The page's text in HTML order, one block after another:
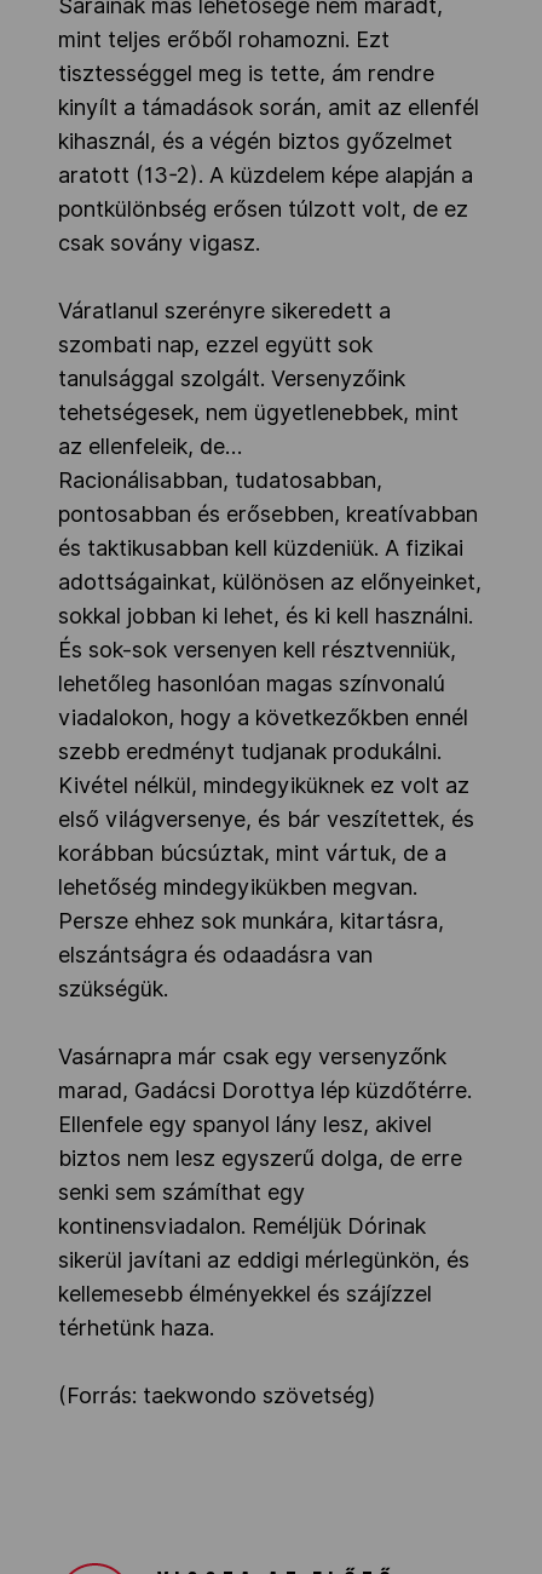
Sarainak más lehetősége nem maradt,
mint teljes erőből rohamozni. Ezt
tisztességgel meg is tette, ám rendre
kinyílt a támadások során, amit az ellenfél
kihasznál, és a végén biztos győzelmet
aratott (13-2). A küzdelem képe alapján a
pontkülönbség erősen túlzott volt, de ez
csak sovány vigasz.
Váratlanul szerényre sikeredett a
szombati nap, ezzel együtt sok
tanulsággal szolgált. Versenyzőink
tehetségesek, nem ügyetlenebbek, mint
az ellenfeleik, de…
Racionálisabban, tudatosabban,
pontosabban és erősebben, kreatívabban
és taktikusabban kell küzdeniük. A fizikai
adottságainkat, különösen az előnyeinket,
sokkal jobban ki lehet, és ki kell használni.
És sok-sok versenyen kell résztvenniük,
lehetőleg hasonlóan magas színvonalú
viadalokon, hogy a következőkben ennél
szebb eredményt tudjanak produkálni.
Kivétel nélkül, mindegyiküknek ez volt az
első világversenye, és bár veszítettek, és
korábban búcsúztak, mint vártuk, de a
lehetőség mindegyikükben megvan.
Persze ehhez sok munkára, kitartásra,
elszántságra és odaadásra van
szükségük.
Vasárnapra már csak egy versenyzőnk
marad, Gadácsi Dorottya lép küzdőtérre.
Ellenfele egy spanyol lány lesz, akivel
biztos nem lesz egyszerű dolga, de erre
senki sem számíthat egy
kontinensviadalon. Reméljük Dórinak
sikerül javítani az eddigi mérlegünkön, és
kellemesebb élményekkel és szájízzel
térhetünk haza.
(Forrás: taekwondo szövetség)